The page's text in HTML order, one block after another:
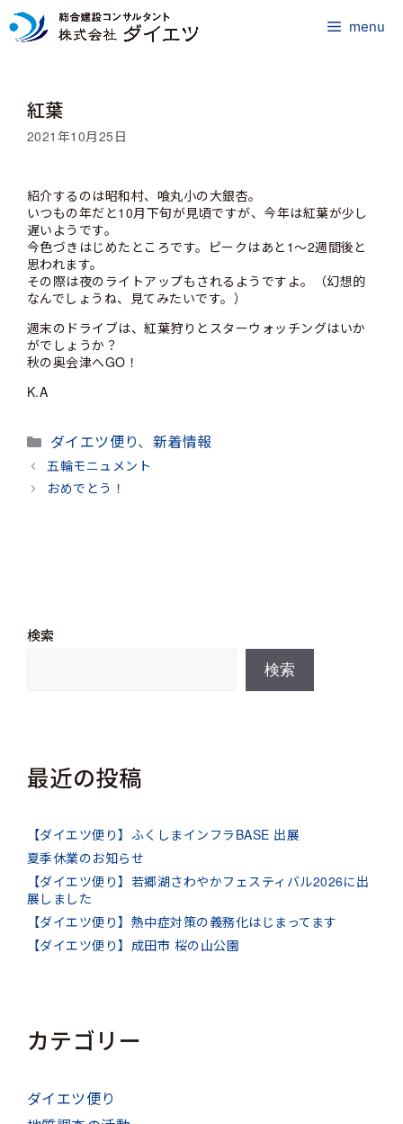
コ
ン
menu
紅葉
2021年10月25日
紹介するのは昭和村、喰丸小の大銀杏。
いつもの年だと10月下旬が見頃ですが、今年は紅葉が少し
遅いようです。
今色づきはじめたところです。ピークはあと1～2週間後と
思われます。
その際は夜のライトアップもされるようですよ。（幻想的
なんでしょうね、見てみたいです。）
週末のドライブは、紅葉狩りとスターウォッチングはいか
がでしょうか？
秋の奥会津へGO！
K.A
カ
テ
ゴ
ダイエツ便り、 新着情報
五輪モニュメント
おめでとう！
検索
検索
最近の投稿
【ダイエツ便り】ふくしまインフラBASE 出展
夏季休業のお知らせ
【ダイエツ便り】若郷湖さわやかフェスティバル2026に出
展しました
【ダイエツ便り】熱中症対策の義務化はじまってます
【ダイエツ便り】成田市 桜の山公園
カテゴリー
ダイエツ便り